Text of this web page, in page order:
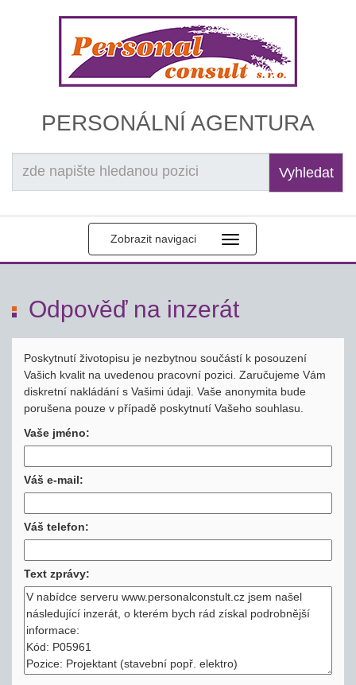
PERSONÁLNÍ AGENTURA
Vyhledat
Zobrazit navigaci
Odpověď na inzerát
Poskytnutí životopisu je nezbytnou součástí k posouzení
Vašich kvalit na uvedenou pracovní pozici. Zaručujeme Vám
diskretní nakládání s Vašimi údaji. Vaše anonymita bude
porušena pouze v případě poskytnutí Vašeho souhlasu.
Vaše jméno:
Váš e-mail:
Váš telefon:
Text zprávy: